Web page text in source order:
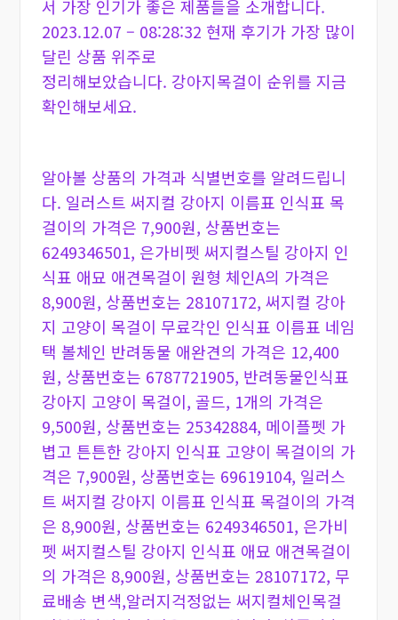
서 가장 인기가 좋은 제품들을 소개합니다.
2023.12.07 – 08:28:32 현재 후기가 가장 많이
달린 상품 위주로
정리해보았습니다. 강아지목걸이 순위를 지금
확인해보세요.
알아볼 상품의 가격과 식별번호를 알려드립니
다. 일러스트 써지컬 강아지 이름표 인식표 목
걸이의 가격은 7,900원, 상품번호는
6249346501, 은가비펫 써지컬스틸 강아지 인
식표 애묘 애견목걸이 원형 체인A의 가격은
8,900원, 상품번호는 28107172, 써지컬 강아
지 고양이 목걸이 무료각인 인식표 이름표 네임
택 볼체인 반려동물 애완견의 가격은 12,400
원, 상품번호는 6787721905, 반려동물인식표
강아지 고양이 목걸이, 골드, 1개의 가격은
9,500원, 상품번호는 25342884, 메이플펫 가
볍고 튼튼한 강아지 인식표 고양이 목걸이의 가
격은 7,900원, 상품번호는 69619104, 일러스
트 써지컬 강아지 이름표 인식표 목걸이의 가격
은 8,900원, 상품번호는 6249346501, 은가비
펫 써지컬스틸 강아지 인식표 애묘 애견목걸이
의 가격은 8,900원, 상품번호는 28107172, 무
료배송 변색,알러지걱정없는 써지컬체인목걸